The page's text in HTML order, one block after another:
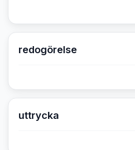
redogörelse
uttrycka